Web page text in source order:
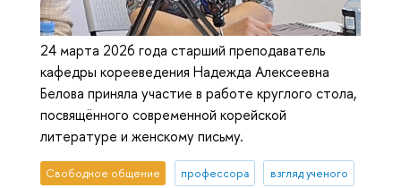
24 марта 2026 года старший преподаватель
кафедры корееведения Надежда Алексеевна
Белова приняла участие в работе круглого стола,
посвящённого современной корейской
литературе и женскому письму.
Свободное общение профессора взгляд ученого